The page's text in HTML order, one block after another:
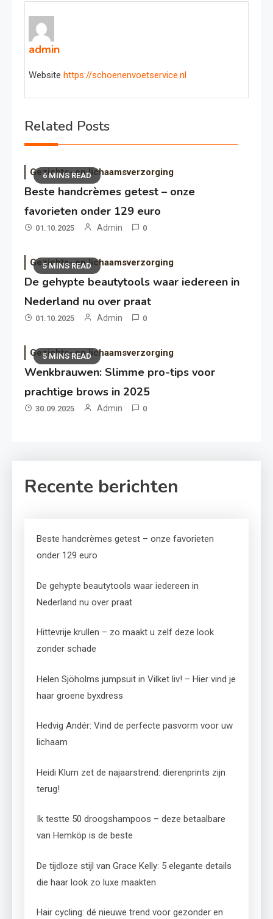
admin
Website https://schoenenvoetservice.nl
Related Posts
6 MINS READ
Gezichts- en lichaamsverzorging
Beste handcrèmes getest – onze
favorieten onder 129 euro
01.10.2025 Admin 0
5 MINS READ
Gezichts- en lichaamsverzorging
De gehypte beautytools waar iedereen in
Nederland nu over praat
01.10.2025 Admin 0
5 MINS READ
Gezichts- en lichaamsverzorging
Wenkbrauwen: Slimme pro-tips voor
prachtige brows in 2025
30.09.2025 Admin 0
Recente berichten
Beste handcrèmes getest – onze favorieten
onder 129 euro
De gehypte beautytools waar iedereen in
Nederland nu over praat
Hittevrije krullen – zo maakt u zelf deze look
zonder schade
Helen Sjöholms jumpsuit in Vilket liv! – Hier vind je
haar groene byxdress
Hedvig Andér: Vind de perfecte pasvorm voor uw
lichaam
Heidi Klum zet de najaarstrend: dierenprints zijn
terug!
Ik testte 50 droogshampoos – deze betaalbare
van Hemköp is de beste
De tijdloze stijl van Grace Kelly: 5 elegante details
die haar look zo luxe maakten
Hair cycling: dé nieuwe trend voor gezonder en